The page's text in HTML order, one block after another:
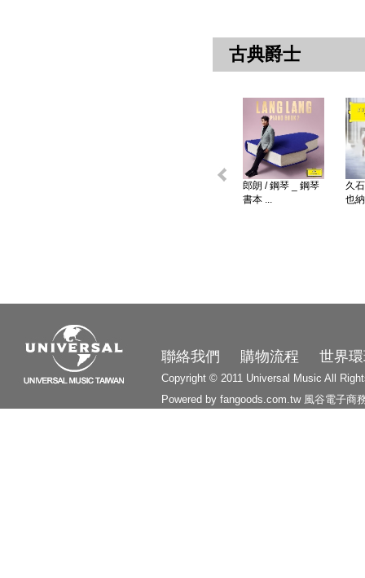
古典爵士
郎朗 / 鋼琴 _ 鋼琴
書本 ...
久
也
聯絡我們 購物流程 世界
Copyright © 2011 Universal Music All
Powered by fangoods.com.tw 風谷電子商